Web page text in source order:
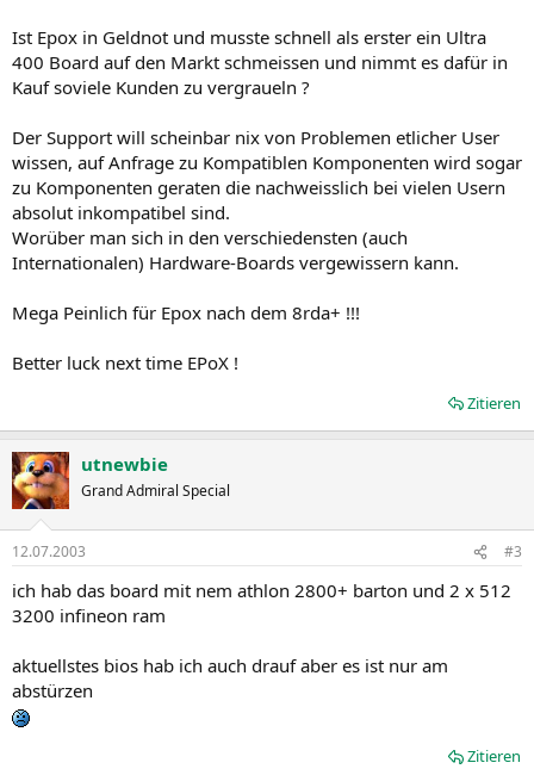
Ist Epox in Geldnot und musste schnell als erster ein Ultra
400 Board auf den Markt schmeissen und nimmt es dafür in
Kauf soviele Kunden zu vergraueln ?
Der Support will scheinbar nix von Problemen etlicher User
wissen, auf Anfrage zu Kompatiblen Komponenten wird sogar
zu Komponenten geraten die nachweisslich bei vielen Usern
absolut inkompatibel sind.
Worüber man sich in den verschiedensten (auch
Internationalen) Hardware-Boards vergewissern kann.
Mega Peinlich für Epox nach dem 8rda+ !!!
Better luck next time EPoX !
Zitieren
utnewbie
Grand Admiral Special
12.07.2003 #3
ich hab das board mit nem athlon 2800+ barton und 2 x 512
3200 infineon ram
aktuellstes bios hab ich auch drauf aber es ist nur am
abstürzen
Zitieren